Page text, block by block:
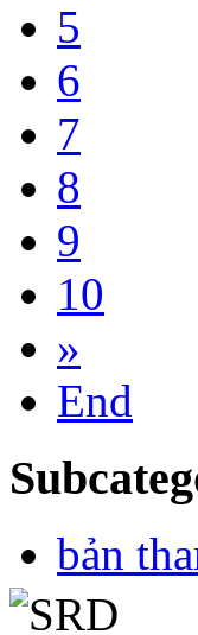
5
6
7
8
9
10
»
End
bản